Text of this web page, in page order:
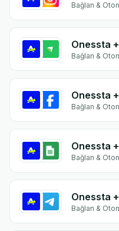
Bağlan &
Onessta
Bağlan &
Onessta
Bağlan &
Onessta
Bağlan &
Onessta
Bağlan &